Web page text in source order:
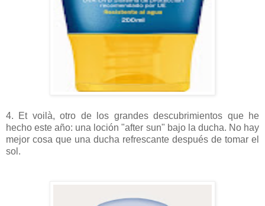
4. Et voilà, otro de los grandes descubrimientos que he
hecho este año: una loción "after sun" bajo la ducha. No hay
mejor cosa que una ducha refrescante después de tomar el
sol.